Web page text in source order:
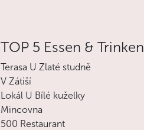
TOP 5 Essen & Trinken
Terasa U Zlaté studně
V Zátiší
Lokál U Bílé kuželky
Mincovna
500 Restaurant